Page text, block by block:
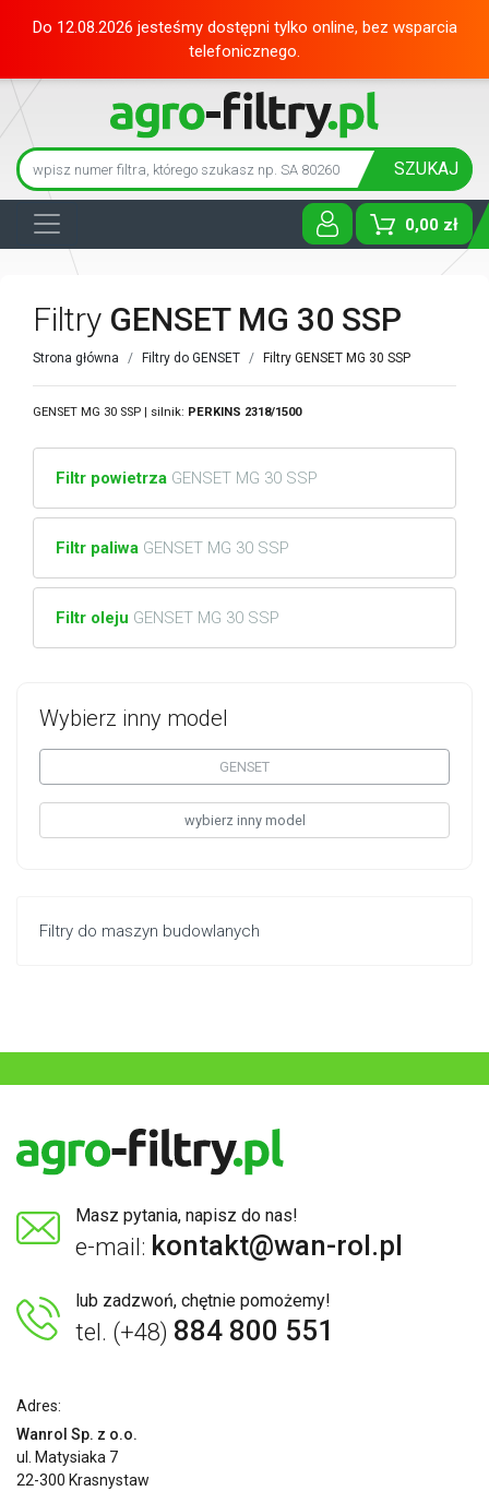
Do 12.08.2026 jesteśmy dostępni tylko online, bez wsparcia
telefonicznego.
SZUKAJ
0,00 zł
Toggle
Wybierz inny model
GENSET
wybierz inny model
Filtry do maszyn budowlanych
Filtry GENSET MG 30 SSP
Strona główna Filtry do GENSET Filtry GENSET MG 30 SSP
GENSET MG 30 SSP | silnik: PERKINS 2318/1500
Filtr powietrza GENSET MG 30 SSP
Filtr paliwa GENSET MG 30 SSP
Filtr oleju GENSET MG 30 SSP
Masz pytania, napisz do nas!
e-mail: kontakt@wan-rol.pl
lub zadzwoń, chętnie pomożemy!
tel. (+48) 884 800 551
Adres:
Wanrol Sp. z o.o.
ul. Matysiaka 7
22-300 Krasnystaw